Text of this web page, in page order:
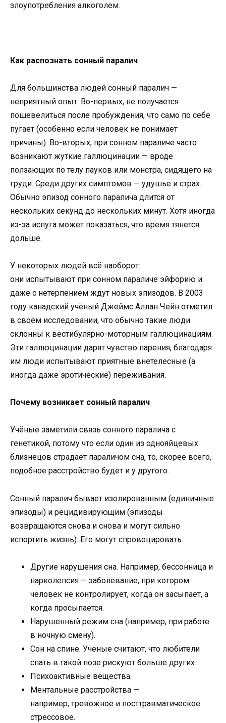
злоупотребления алкоголем.
Как распознать сонный паралич
Для большинства людей сонный паралич —
неприятный опыт. Во-первых, не получается
пошевелиться после пробуждения, что само по себе
пугает (особенно если человек не понимает
причины). Во-вторых, при сонном параличе часто
возникают жуткие галлюцинации — вроде
ползающих по телу пауков или монстра, сидящего на
груди. Среди других симптомов — удушье и страх.
Обычно эпизод сонного паралича длится от
нескольких секунд до нескольких минут. Хотя иногда
из-за испуга может показаться, что время тянется
дольше.
У некоторых людей всё наоборот:
они испытывают при сонном параличе эйфорию и
даже с нетерпением ждут новых эпизодов. В 2003
году канадский учёный Джеймс Аллан Чейн отметил
в своём исследовании, что обычно такие люди
склонны к вестибулярно-моторным галлюцинациям.
Эти галлюцинации дарят чувство парения, благодаря
им люди испытывают приятные внетелесные (а
иногда даже эротические) переживания.
Почему возникает сонный паралич
Учёные заметили связь сонного паралича с
генетикой, потому что если один из однояйцевых
близнецов страдает параличом сна, то, скорее всего,
подобное расстройство будет и у другого.
Сонный паралич бывает изолированным (единичные
эпизоды) и рецидивирующим (эпизоды
возвращаются снова и снова и могут сильно
испортить жизнь). Его могут спровоцировать:
Другие нарушения сна. Например, бессонница и
нарколепсия — заболевание, при котором
человек не контролирует, когда он засыпает, а
когда просыпается.
Нарушенный режим сна (например, при работе
в ночную смену).
Сон на спине. Учёные считают, что любители
спать в такой позе рискуют больше других.
Психоактивные вещества.
Ментальные расстройства —
например, тревожное и посттравматическое
стрессовое.